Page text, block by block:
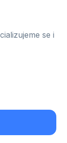
se i